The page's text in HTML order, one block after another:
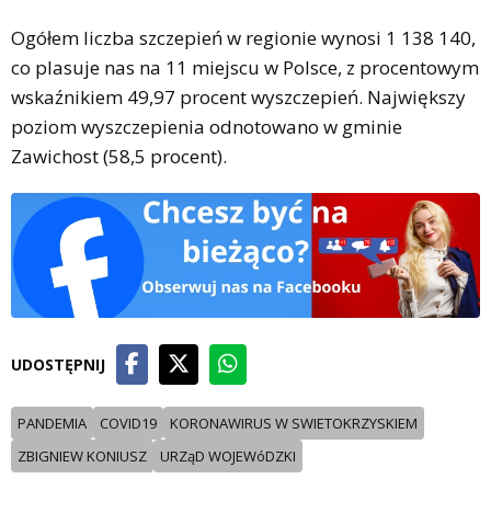
Ogółem liczba szczepień w regionie wynosi 1 138 140,
co plasuje nas na 11 miejscu w Polsce, z procentowym
wskaźnikiem 49,97 procent wyszczepień. Największy
poziom wyszczepienia odnotowano w gminie
Zawichost (58,5 procent).
UDOSTĘPNIJ
PANDEMIA COVID19
KORONAWIRUS W SWIETOKRZYSKIEM
ZBIGNIEW KONIUSZ
URZąD WOJEWóDZKI